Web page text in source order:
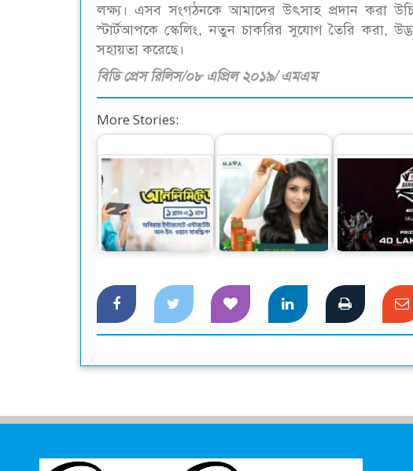
লক্ষ্য। এসব সংগঠনকে আমাদের উৎসাহ প্রদান করা
স্টার্টআপকে স্কেলিং, নতুন চাকরির সুযোগ তৈরি করা,
সহায়তা করেছে।
বিডি প্রেস রিলিস/০৮ এপ্রিল ২০১৯/ এমএম
More Stories:
গ্রামীণফোন নিয়ে এলো
সহজ সব প্ল্যান
মায়া অল ন্যাচারাল
স্ক্যাল্প অ্যান্ড হেয়ার
অয়েল :…
দেশের
ইস্পোর্টস
কাপ…